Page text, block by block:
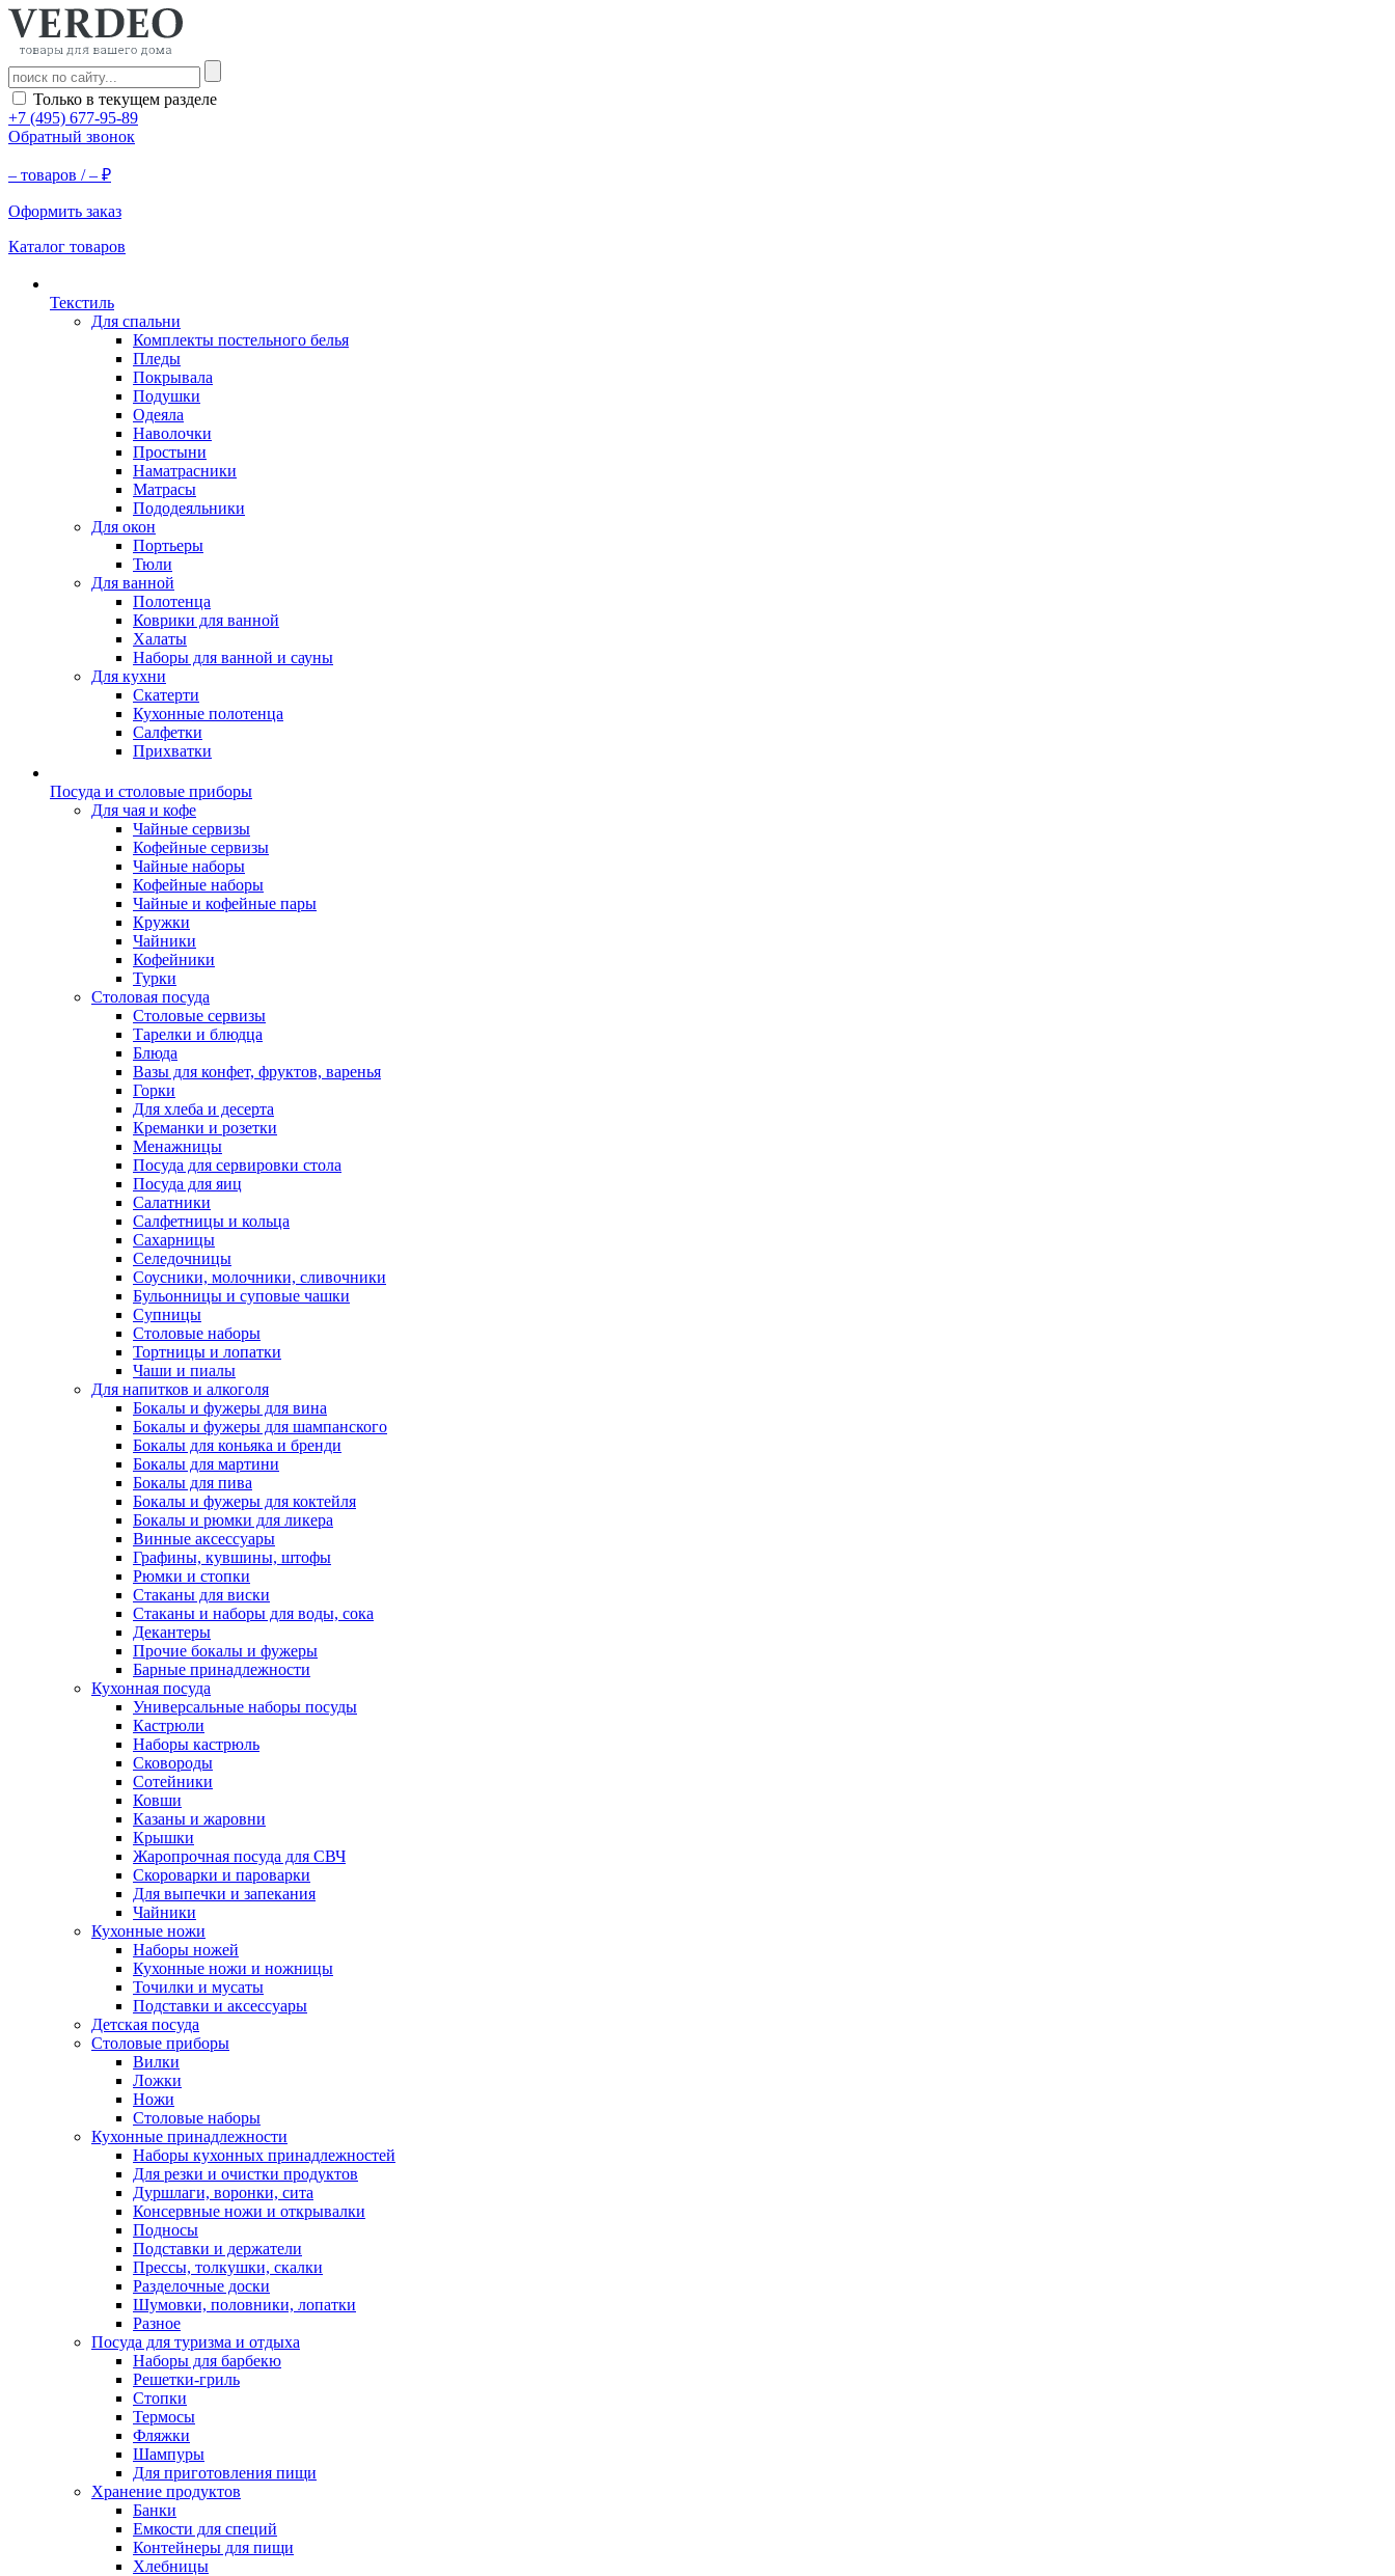
Только в текущем разделе
+7 (495) 677-95-89
Обратный звонок
– товаров /– ₽
Оформить заказ
Каталог товаров
Текстиль
Для спальни
Комплекты постельного белья
Пледы
Покрывала
Подушки
Одеяла
Наволочки
Простыни
Наматрасники
Матрасы
Пододеяльники
Для окон
Портьеры
Тюли
Для ванной
Полотенца
Коврики для ванной
Халаты
Наборы для ванной и сауны
Для кухни
Скатерти
Кухонные полотенца
Салфетки
Прихватки
Посуда и столовые приборы
Для чая и кофе
Чайные сервизы
Кофейные сервизы
Чайные наборы
Кофейные наборы
Чайные и кофейные пары
Кружки
Чайники
Кофейники
Турки
Столовая посуда
Столовые сервизы
Тарелки и блюдца
Блюда
Вазы для конфет, фруктов, варенья
Горки
Для хлеба и десерта
Креманки и розетки
Менажницы
Посуда для сервировки стола
Посуда для яиц
Салатники
Салфетницы и кольца
Сахарницы
Селедочницы
Соусники, молочники, сливочники
Бульонницы и суповые чашки
Супницы
Столовые наборы
Тортницы и лопатки
Чаши и пиалы
Для напитков и алкоголя
Бокалы и фужеры для вина
Бокалы и фужеры для шампанского
Бокалы для коньяка и бренди
Бокалы для мартини
Бокалы для пива
Бокалы и фужеры для коктейля
Бокалы и рюмки для ликера
Винные аксессуары
Графины, кувшины, штофы
Рюмки и стопки
Стаканы для виски
Стаканы и наборы для воды, сока
Декантеры
Прочие бокалы и фужеры
Барные принадлежности
Кухонная посуда
Универсальные наборы посуды
Кастрюли
Наборы кастрюль
Сковороды
Сотейники
Ковши
Казаны и жаровни
Крышки
Жаропрочная посуда для СВЧ
Скороварки и пароварки
Для выпечки и запекания
Чайники
Кухонные ножи
Наборы ножей
Кухонные ножи и ножницы
Точилки и мусаты
Подставки и аксессуары
Детская посуда
Столовые приборы
Вилки
Ложки
Ножи
Столовые наборы
Кухонные принадлежности
Наборы кухонных принадлежностей
Для резки и очистки продуктов
Дуршлаги, воронки, сита
Консервные ножи и открывалки
Подносы
Подставки и держатели
Прессы, толкушки, скалки
Разделочные доски
Шумовки, половники, лопатки
Разное
Посуда для туризма и отдыха
Наборы для барбекю
Решетки-гриль
Стопки
Термосы
Фляжки
Шампуры
Для приготовления пищи
Хранение продуктов
Банки
Емкости для специй
Контейнеры для пищи
Хлебницы